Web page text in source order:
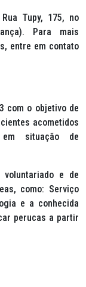
Tupy, 175, no
Para mais
entre em contato
com o objetivo de
acometidos
em situação de
e de
como: Serviço
e a conhecida
perucas a partir